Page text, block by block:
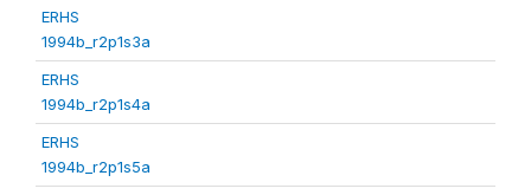
ERHS
1994b_r2p1s3a
ERHS
1994b_r2p1s4a
ERHS
1994b_r2p1s5a